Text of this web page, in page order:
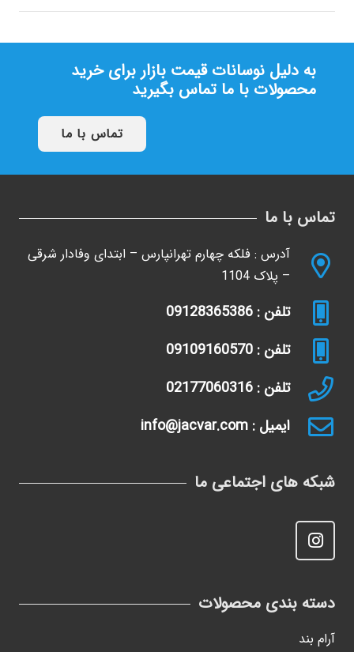
به دلیل نوسانات قیمت بازار برای خرید
محصولات با ما تماس بگیرید
تماس با ما
تماس با ما
آدرس : فلکه چهارم تهرانپارس – ابتدای وفادار شرقی
– پلاک 1104
تلفن : 09128365386
تلفن : 09109160570
تلفن : 02177060316
ایمیل : info@jacvar.com
شبکه های اجتماعی ما
دسته بندی محصولات
آرام بند